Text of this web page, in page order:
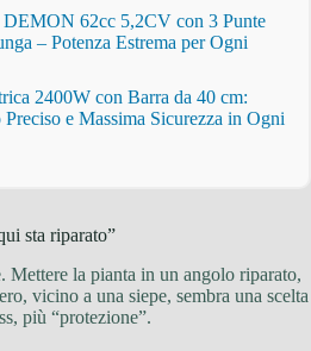
62cc 5,2CV con 3 Punte
– Potenza Estrema per Ogni
2400W con Barra da 40 cm:
e Massima Sicurezza in Ogni
sta riparato”
Mettere la pianta in un angolo riparato,
vicino a una siepe, sembra una scelta
più “protezione”.